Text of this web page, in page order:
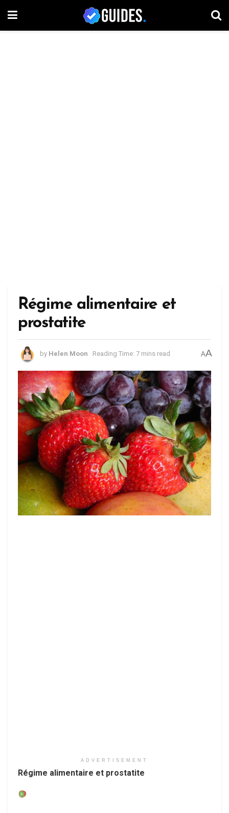
Régime alimentaire et
prostatite
by Helen Moon Reading Time: 7 mins read AA
ADVERTISEMENT
Régime alimentaire et prostatite